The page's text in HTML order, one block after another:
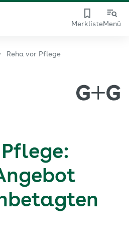
MerklisteMenü
Reha vor Pflege